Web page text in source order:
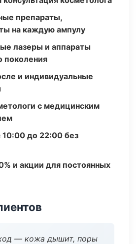
препараты,
на каждую ампулу
лазеры и аппараты
поколения
и индивидуальные
с медицинским
10:00 до 22:00 без
и акции для постоянных
— кожа дышит, поры